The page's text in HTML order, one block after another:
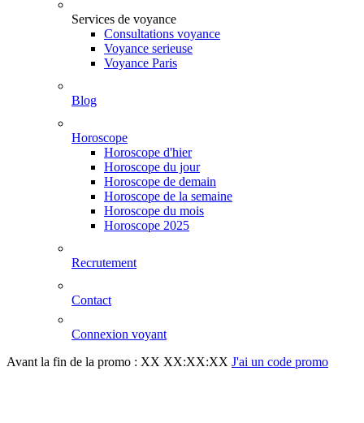
Services de voyance
Consultations voyance
Voyance serieuse
Voyance Paris
Blog
Horoscope
Horoscope d'hier
Horoscope du jour
Horoscope de demain
Horoscope de la semaine
Horoscope du mois
Horoscope 2025
Recrutement
Contact
Connexion voyant
Avant la fin de la promo : XX XX:XX:XX J'ai un code promo